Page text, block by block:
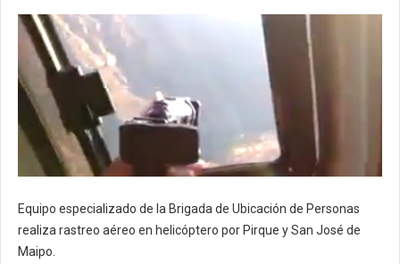
Equipo especializado de la Brigada de Ubicación de Personas
realiza rastreo aéreo en helicóptero por Pirque y San José de
Maipo.